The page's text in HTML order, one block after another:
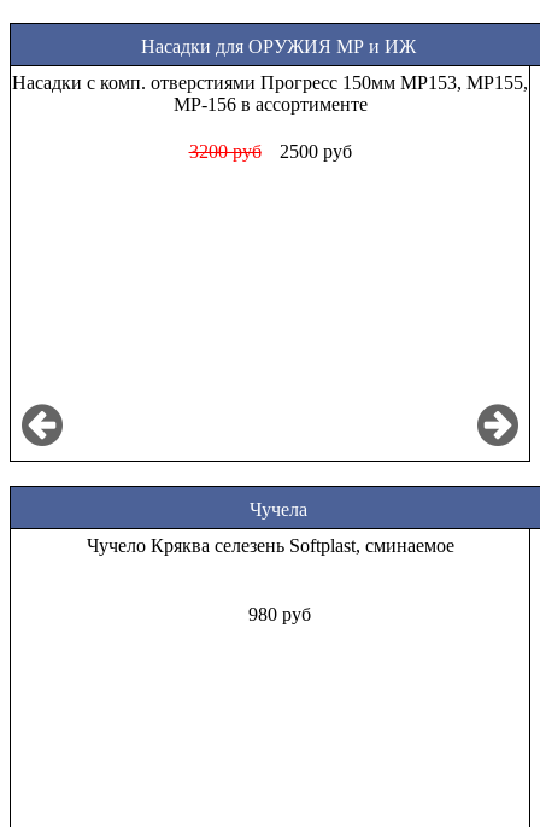
Насадки для ОРУЖИЯ МР и ИЖ
Насадки с комп. отверстиями Прогресс 150мм МР153, МР155,
МР-156 в ассортименте
3200 руб 2500 руб
Чучела
Чучело Кряква селезень Softplast, сминаемое
980 руб